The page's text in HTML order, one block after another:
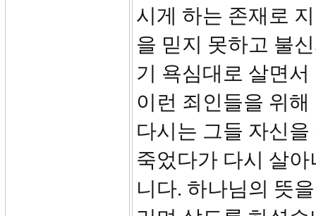
시게 하는 존재로
을 믿지 못하고 불
기 욕심대로 살면
이런 죄인들을 위
다시는 그들 자신
죽었다가 다시 살
니다. 하나님의 뜻